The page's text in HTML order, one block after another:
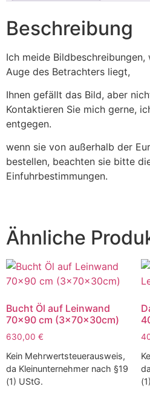
Beschreibung
Ich meide Bildbeschreibungen,
Auge des Betrachters liegt,
Ihnen gefällt das Bild, aber
Kontaktieren Sie mich gerne,
entgegen.
wenn sie von außerhalb der
bestellen, beachten sie bitte
Einfuhrbestimmungen.
Ähnliche
Bucht Öl auf Leinwand
70×90 cm (3x70x30cm)
630,00 €
Kein Mehrwertsteuerausweis,
da Kleinunternehmer nach §19
(1) UStG.